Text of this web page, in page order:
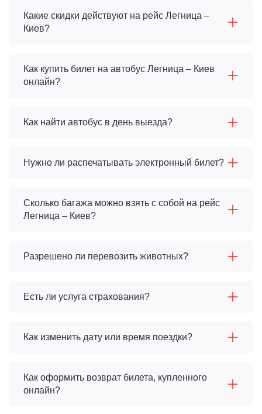
Какие скидки действуют на рейс Легница –
Киев?
Как купить билет на автобус Легница – Киев
онлайн?
Как найти автобус в день выезда?
Нужно ли распечатывать электронный билет?
Сколько багажа можно взять с собой на рейс
Легница – Киев?
Разрешено ли перевозить животных?
Есть ли услуга страхования?
Как изменить дату или время поездки?
Как оформить возврат билета, купленного
онлайн?